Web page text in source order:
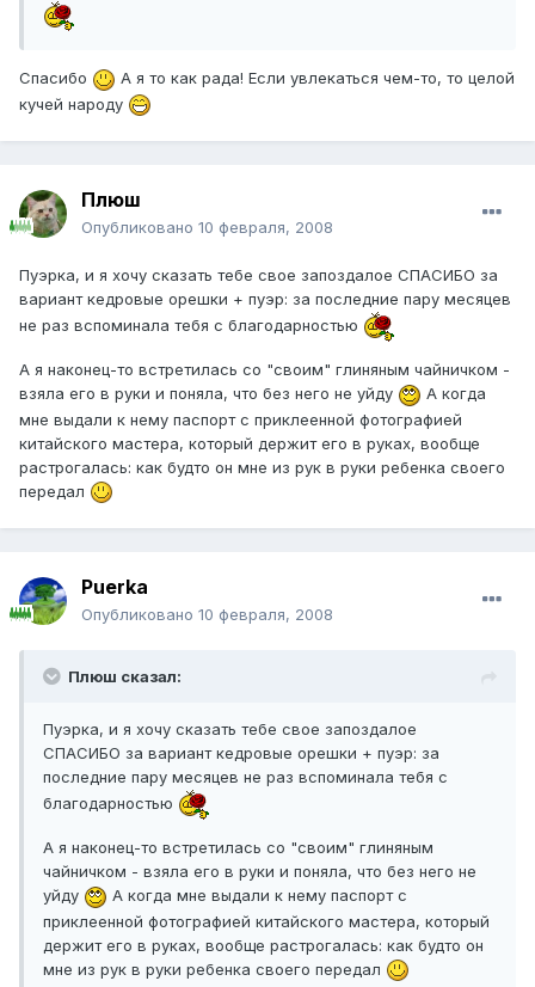
Спасибо
А я то как рада! Если увлекаться чем-то, то целой
кучей народу
Плюш
Опубликовано 10 февраля, 2008
Пуэрка, и я хочу сказать тебе свое запоздалое СПАСИБО за
вариант кедровые орешки + пуэр: за последние пару месяцев
не раз вспоминала тебя с благодарностью
А я наконец-то встретилась со "своим" глиняным чайничком -
взяла его в руки и поняла, что без него не уйду
А когда
мне выдали к нему паспорт с приклеенной фотографией
китайского мастера, который держит его в руках, вообще
растрогалась: как будто он мне из рук в руки ребенка своего
передал
Puerka
Опубликовано 10 февраля, 2008
Плюш сказал:
Пуэрка, и я хочу сказать тебе свое запоздалое
СПАСИБО за вариант кедровые орешки + пуэр: за
последние пару месяцев не раз вспоминала тебя с
благодарностью
А я наконец-то встретилась со "своим" глиняным
чайничком - взяла его в руки и поняла, что без него не
уйду
А когда мне выдали к нему паспорт с
приклеенной фотографией китайского мастера, который
держит его в руках, вообще растрогалась: как будто он
мне из рук в руки ребенка своего передал